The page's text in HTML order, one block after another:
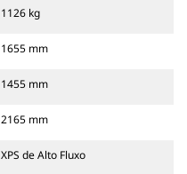
1126 kg
1655 mm
1455 mm
2165 mm
XPS de Alto Fluxo